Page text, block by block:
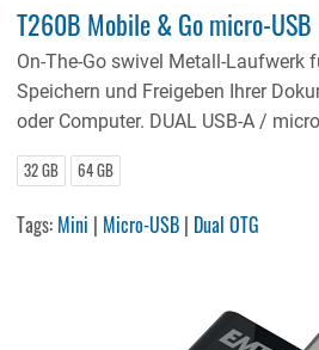
T260B Mobile & Go micro-USB
On-The-Go swivel Metall-Laufwerk
Speichern und Freigeben Ihrer
oder Computer. DUAL USB-A /
32 GB 64 GB
Tags: Mini | Micro-USB | Dual OTG